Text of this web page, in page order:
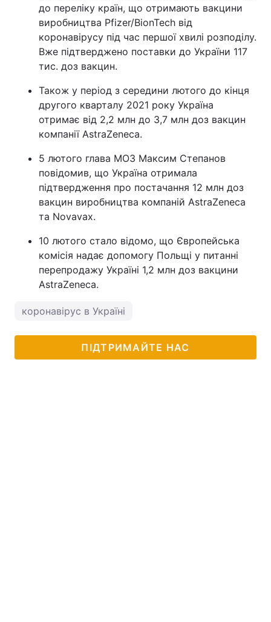
до переліку країн, що отримають вакцини
виробництва Pfizer/BionTech від
коронавірусу під час першої хвилі розподілу.
Вже підтверджено поставки до України 117
тис. доз вакцин.
Також у період з середини лютого до кінця
другого кварталу 2021 року Україна
отримає від 2,2 млн до 3,7 млн доз вакцин
компанії AstraZeneca.
5 лютого глава МОЗ Максим Степанов
повідомив, що Україна отримала
підтвердження про постачання 12 млн доз
вакцин виробництва компаній AstraZeneca
та Novavax.
10 лютого стало відомо, що Європейська
комісія надає допомогу Польщі у питанні
перепродажу Україні 1,2 млн доз вакцини
AstraZeneca.
коронавірус в Україні
ПІДТРИМАЙТЕ НАС